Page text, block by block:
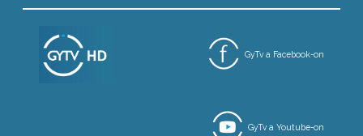
GyTv a Facebook-on
GyTv a Youtube-on